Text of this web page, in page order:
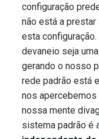
configuração
não está a
esta
devaneio seja
gerando o nosso
rede padrão está
nos
nossa mente
sistema padrão é